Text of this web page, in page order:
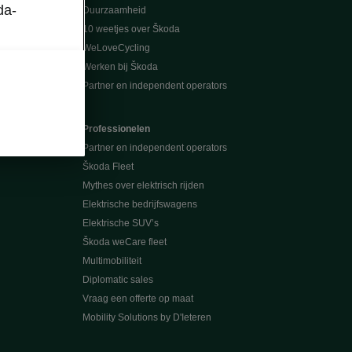
Duurzaamheid
10 weetjes over Škoda
WeLoveCycling
Werken bij Škoda
Partner en independent operators
Professionelen
Partner en independent operators
Škoda Fleet
Mythes over elektrisch rijden
Elektrische bedrijfswagens
Elektrische SUV’s
Škoda weCare fleet
Multimobiliteit
Diplomatic sales
Vraag een offerte op maat
Mobility Solutions by D'Ieteren